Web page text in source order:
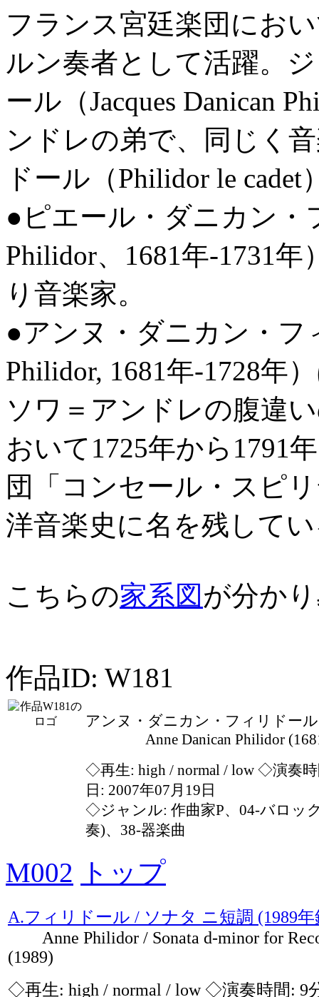
フランス宮廷楽団にお
ルン奏者として活躍。
ール（Jacques Danican
ンドレの弟で、同じく
ドール（Philidor le
●ピエール・ダニカン・
Philidor、1681年-1731
り音楽家。
●アンヌ・ダニカン・フ
Philidor, 1681年-1728年
ソワ＝アンドレの腹違
おいて1725年から1791
団「コンセール・スピ
洋音楽史に名を残して
こちらの家系図が分か
作品ID: W181
アンヌ・ダニカン・フィリドール
Anne Danican Philidor
◇再生: high / normal / low ◇演奏時
日: 2007年07月19日
◇ジャンル: 作曲家P、04-バロッ
奏)、38-器楽曲
M002 トップ
A.フィリドール / ソナタ ニ短調 (1989年
Anne Philidor / Sonata d-minor for
(1989)
◇再生: high / normal / low ◇演奏時間: 9